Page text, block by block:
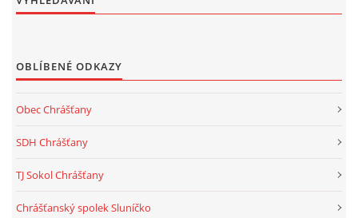
OBLÍBENÉ ODKAZY
Obec Chrášťany
SDH Chrášťany
TJ Sokol Chrášťany
Chrášťanský spolek Sluníčko